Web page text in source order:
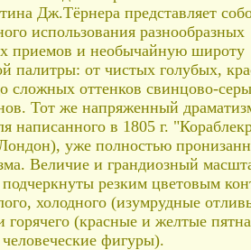
Дж.Тёрнера представляет
использования разнообразных
приемов и необычайную широту
палитры: от чистых голубых,
сложных оттенков свинцово-
Тот же напряженный
написанного в 1805 г.
уже полностью
Величие и грандиозный
резким цветовым
холодного (изумрудные
горячего (красные и желтые
фигуры).